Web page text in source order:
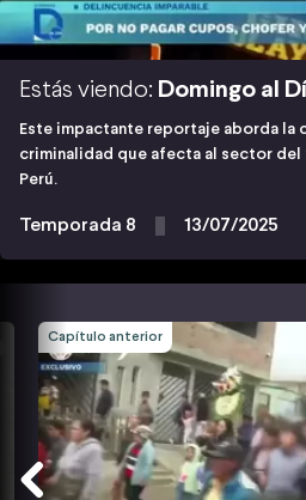
Estás viendo: Domingo al
Este impactante reportaje aborda la
criminalidad que afecta al sector
Perú.
Temporada 8 13/07/2025
Capítulo anterior